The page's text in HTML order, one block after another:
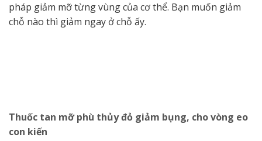
pháp giảm mỡ từng vùng của cơ thể. Bạn muốn giảm
chỗ nào thì giảm ngay ở chỗ ấy.
Thuốc tan mỡ phù thủy đỏ giảm bụng, cho vòng eo
con kiến